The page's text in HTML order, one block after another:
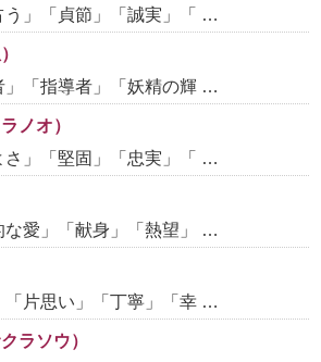
う」「貞節」「誠実」「 …
」「指導者」「妖精の輝 …
ノオ）
さ」「堅固」「忠実」「 …
な愛」「献身」「熱望」 …
「片思い」「丁寧」「幸 …
ラソウ）